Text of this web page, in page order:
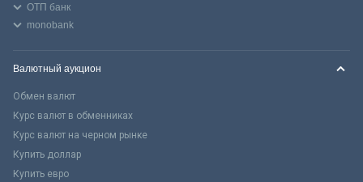
ОТП банк
monobank
Валютный аукцион
Обмен валют
Курс валют в обменниках
Курс валют на черном рынке
Купить доллар
Купить евро